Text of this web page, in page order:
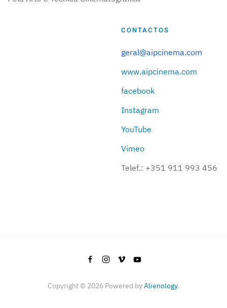
CONTACTOS
geral@aipcinema.com
www.aipcinema.com
facebook
Instagram
YouTube
Vimeo
Telef.: +351 911 993 456
Copyright © 2026 Powered byAlienology.